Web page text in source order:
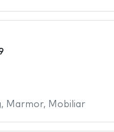
, Marmor, Mobiliar